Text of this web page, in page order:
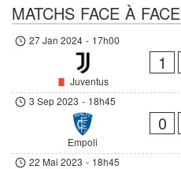
MATCHS FACE À FACE
27 Jan 2024 - 17h00
Juventus
1
3 Sep 2023 - 18h45
Empoli
0
22 Mai 2023 - 18h45